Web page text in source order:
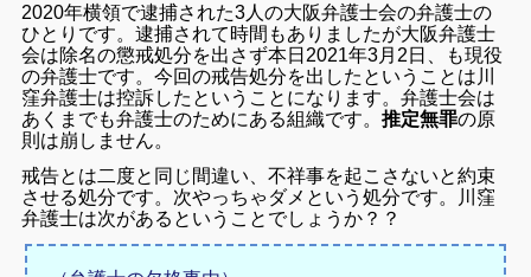
2020年横領で逮捕された3人の大阪弁護士会の弁護士の
ひとりです。逮捕されて時間もありましたが大阪弁護士
会は除名の懲戒処分を出さず本日2021年3月2日、も現役
の弁護士です。今回の戒告処分を出したということは川
窪弁護士は控訴したということになります。弁護士会は
あくまでも弁護士のためにある組織です。推定無罪の原
則は崩しません。
戒告とは二度と同じ間違い、不祥事を起こさないと約束
させる処分です。次やっちゃダメという処分です。川窪
弁護士は次があるということでしょうか？？